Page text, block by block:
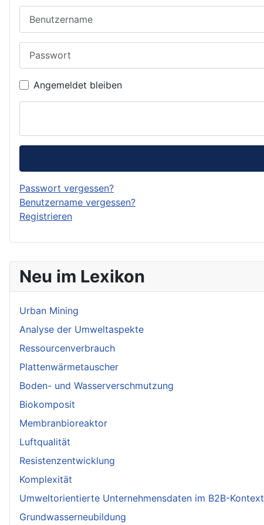
Neu im Lexikon
Urban Mining
Analyse der Umweltaspekte
Ressourcenverbrauch
Plattenwärmetauscher
Boden- und Wasserverschmutzung
Biokomposit
Membranbioreaktor
Luftqualität
Resistenzentwicklung
Komplexität
Umweltorientierte Unternehmensdaten im B2B-Kontext
Grundwasserneubildung
Angemeldet bleiben
Passwort vergessen?
Benutzername vergessen?
Registrieren